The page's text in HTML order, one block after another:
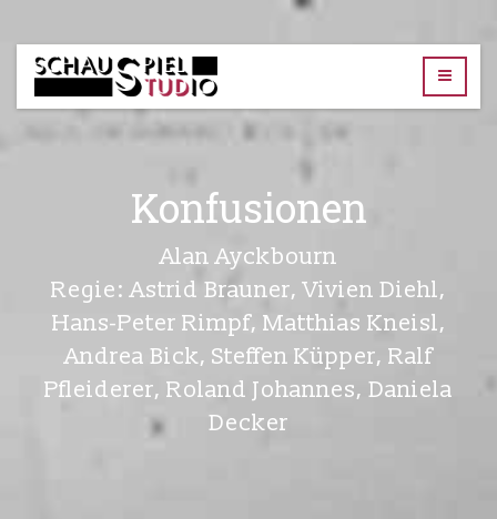
TUD-
Schauspielstudio
Konfusionen
Alan Ayckbourn
Regie: Astrid Brauner, Vivien Diehl,
Hans-Peter Rimpf, Matthias Kneisl,
Andrea Bick, Steffen Küpper, Ralf
Pfleiderer, Roland Johannes, Daniela
Decker